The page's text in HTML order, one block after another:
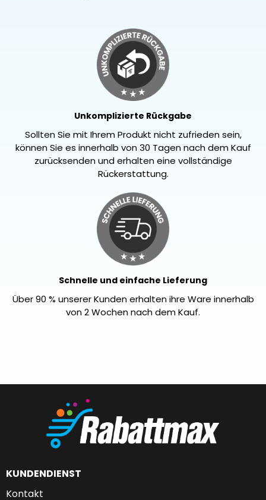
Unkomplizierte Rückgabe
Sollten Sie mit Ihrem Produkt nicht zufrieden sein,
können Sie es innerhalb von 30 Tagen nach dem Kauf
zurücksenden und erhalten eine vollständige
Rückerstattung.
Schnelle und einfache Lieferung
Über 90 % unserer Kunden erhalten ihre Ware innerhalb
von 2 Wochen nach dem Kauf.
KUNDENDIENST
Kontakt